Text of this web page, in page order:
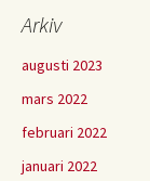
Arkiv
augusti 2023
mars 2022
februari 2022
januari 2022